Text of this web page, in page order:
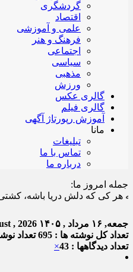
گردشگری
اقتصاد
علمی و آموزشی
فرهنگ و هنر
اجتماعی
سیاسی
مذهبی
ورزش
گالری عکس
گالری فیلم
آموزش رپورتاژ آگهی
مانا
تبلیغات
تماس با ما
درباره ما
جمله امروز ما:
که دلش دریا باشه، کشتی میده.
جمعه, ۱۶ مرداد , ۱۴۰۵ , 2026
تعداد کل نوشته ها : 695
تعداد
تعداد دیدگاهها : 43
×